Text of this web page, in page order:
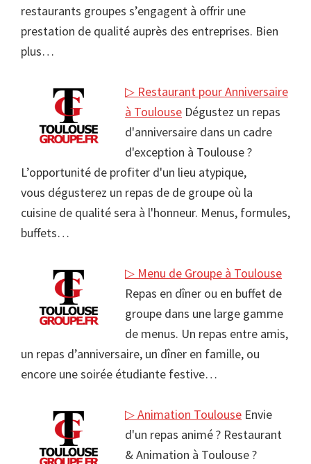
restaurants groupes s’engagent à offrir une
prestation de qualité auprès des entreprises. Bien
plus…
▷ Restaurant pour Anniversaire
à Toulouse Dégustez un repas
d'anniversaire dans un cadre
d'exception à Toulouse ?
L’opportunité de profiter d'un lieu atypique,
vous dégusterez un repas de de groupe où la
cuisine de qualité sera à l'honneur. Menus, formules,
buffets…
▷ Menu de Groupe à Toulouse
Repas en dîner ou en buffet de
groupe dans une large gamme
de menus. Un repas entre amis,
un repas d’anniversaire, un dîner en famille, ou
encore une soirée étudiante festive…
▷ Animation Toulouse Envie
d'un repas animé ? Restaurant
& Animation à Toulouse ?